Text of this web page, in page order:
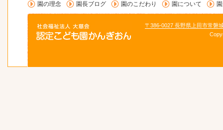
園の理念 園長ブログ 園のこだわり 園について
〒386-0027 長野県上田市常磐